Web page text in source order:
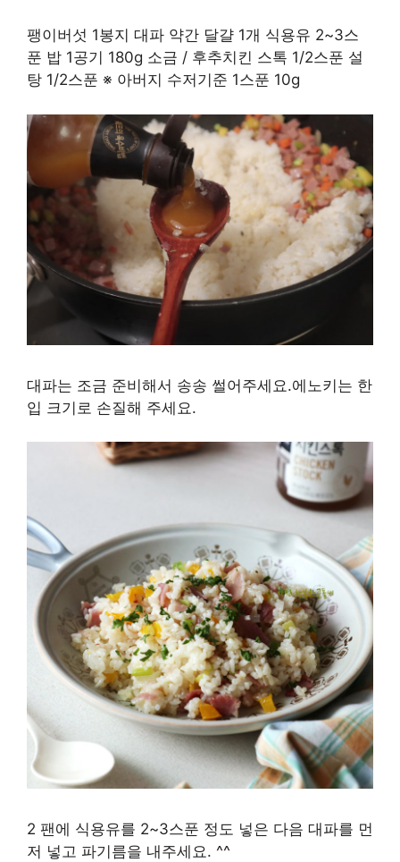
팽이버섯 1봉지 대파 약간 달걀 1개 식용유 2~3스
푼 밥 1공기 180g 소금 / 후추치킨 스톡 1/2스푼 설
탕 1/2스푼 ※ 아버지 수저기준 1스푼 10g
대파는 조금 준비해서 송송 썰어주세요.에노키는 한
입 크기로 손질해 주세요.
2 팬에 식용유를 2~3스푼 정도 넣은 다음 대파를 먼
저 넣고 파기름을 내주세요. ^^